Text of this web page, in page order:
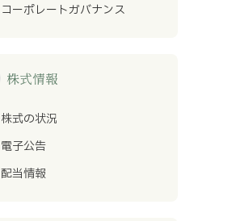
コーポレートガバナンス
株式情報
株式の状況
電子公告
配当情報